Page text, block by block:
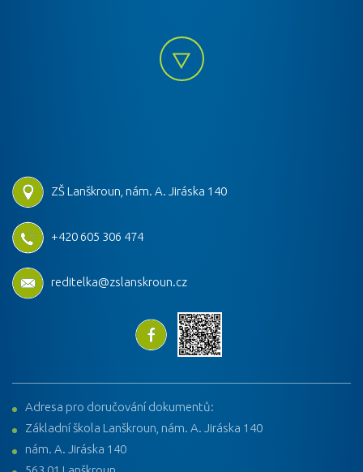
ZŠ Lanškroun, nám. A. Jiráska 140
+420 605 306 474
reditelka@zslanskroun.cz
Adresa pro doručování dokumentů:
Základní škola Lanškroun, nám. A. Jiráska 140
nám. A. Jiráska 140